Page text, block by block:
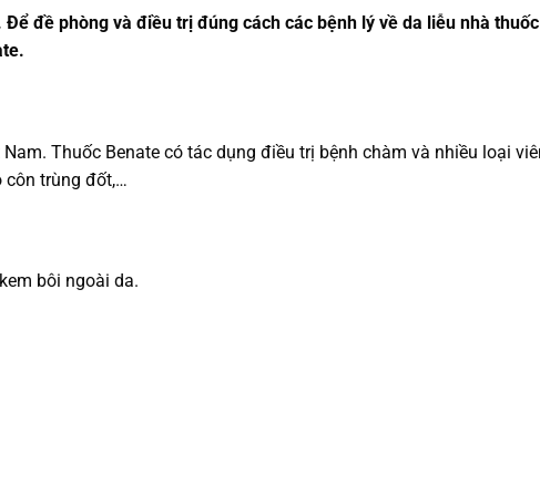
đề phòng và điều trị đúng cách các bệnh lý về da liễu nhà
Thuốc Benate có tác dụng điều trị bệnh chàm và nhiều loại
côn trùng đốt,…
bôi ngoài da.